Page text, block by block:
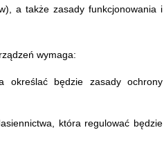
a także zasady funkcjonowania i
wymaga:
określać będzie zasady ochrony
która regulować będzie